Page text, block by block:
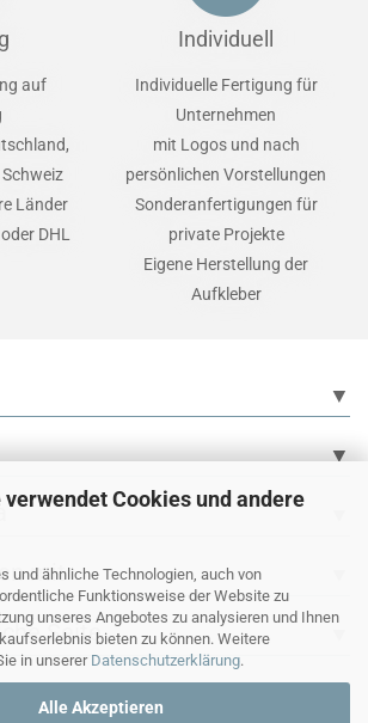
verwendet Cookies und andere
und ähnliche Technologien, auch von
Funktionsweise der Website zu
unseres Angebotes zu analysieren und Ihnen
bieten zu können. Weitere
in unserer Datenschutzerklärung.
Alle Akzeptieren
auf
Länder
DHL
Individuell
Individuelle Fertigung für
Unternehmen
mit Logos und nach
persönlichen Vorstellungen
Sonderanfertigungen für
private Projekte
Eigene Herstellung der
Aufkleber
▼
▼
mit
Seite